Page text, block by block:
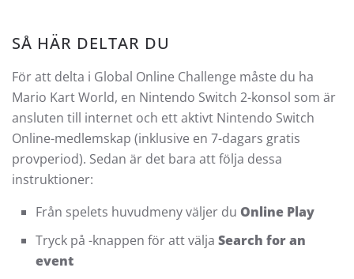
SÅ HÄR DELTAR DU
För att delta i Global Online Challenge måste du ha
Mario Kart World, en Nintendo Switch 2-konsol som är
ansluten till internet och ett aktivt Nintendo Switch
Online-medlemskap (inklusive en 7-dagars gratis
provperiod). Sedan är det bara att följa dessa
instruktioner:
Från spelets huvudmeny väljer du Online Play
Tryck på -knappen för att välja Search for an
event